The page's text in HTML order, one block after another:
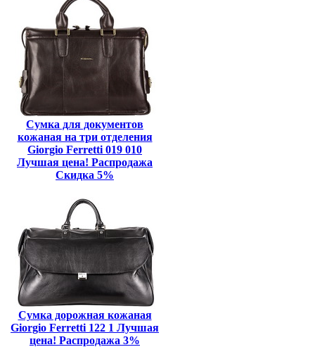
Сумка для документов
кожаная на три отделения
Giorgio Ferretti 019 010
Лучшая цена! Распродажа
Скидка 5%
Сумка дорожная кожаная
Giorgio Ferretti 122 1 Лучшая
цена! Распродажа 3%